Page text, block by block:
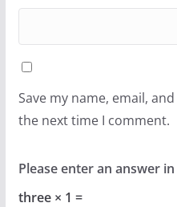
Save my name, email,
the next time I comment.
Please enter an answer
three × 1 =